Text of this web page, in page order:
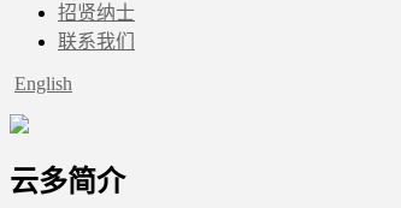
招贤纳士
联系我们
English
云多简介